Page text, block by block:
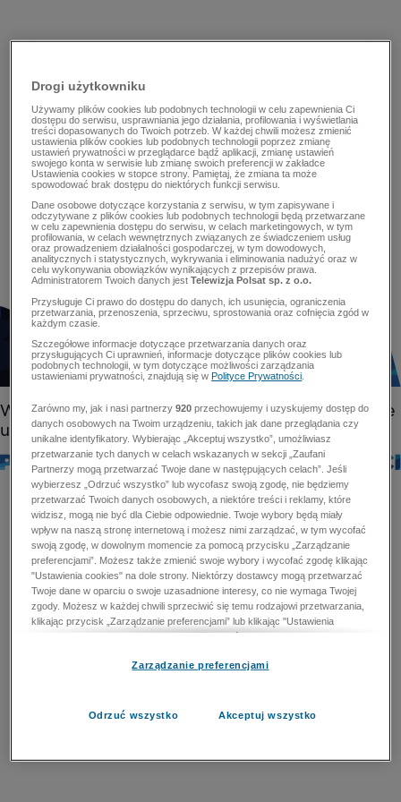
Drogi użytkowniku
Używamy plików cookies lub podobnych technologii w celu zapewnienia Ci
dostępu do serwisu, usprawniania jego działania, profilowania i wyświetlania
treści dopasowanych do Twoich potrzeb. W każdej chwili możesz zmienić
ustawienia plików cookies lub podobnych technologii poprzez zmianę
ustawień prywatności w przeglądarce bądź aplikacji, zmianę ustawień
swojego konta w serwisie lub zmianę swoich preferencji w zakładce
Ustawienia cookies w stopce strony. Pamiętaj, że zmiana ta może
spowodować brak dostępu do niektórych funkcji serwisu.
Dane osobowe dotyczące korzystania z serwisu, w tym zapisywane i
odczytywane z plików cookies lub podobnych technologii będą przetwarzane
w celu zapewnienia dostępu do serwisu, w celach marketingowych, w tym
profilowania, w celach wewnętrznych związanych ze świadczeniem usług
oraz prowadzeniem działalności gospodarczej, w tym dowodowych,
analitycznych i statystycznych, wykrywania i eliminowania nadużyć oraz w
celu wykonywania obowiązków wynikających z przepisów prawa.
Administratorem Twoich danych jestTelewizja Polsat sp. z o.o.
Przysługuje Ci prawo do dostępu do danych, ich usunięcia, ograniczenia
przetwarzania, przenoszenia, sprzeciwu, sprostowania oraz cofnięcia zgód w
każdym czasie.
Szczegółowe informacje dotyczące przetwarzania danych oraz
przysługujących Ci uprawnień, informacje dotyczące plików cookies lub
podobnych technologii, w tym dotyczące możliwości zarządzania
ustawieniami prywatności, znajdują się wPolityce Prywatności
Zarówno my, jak i nasi partnerzy920 przechowujemy i uzyskujemy dostęp do
danych osobowych na Twoim urządzeniu, takich jak dane przeglądania czy
unikalne identyfikatory. Wybierając „Akceptuj wszystko”, umożliwiasz
przetwarzanie tych danych w celach wskazanych w sekcji „Zaufani
Partnerzy mogą przetwarzać Twoje dane w następujących celach”. Jeśli
wybierzesz „Odrzuć wszystko” lub wycofasz swoją zgodę, nie będziemy
przetwarzać Twoich danych osobowych, a niektóre treści i reklamy, które
widzisz, mogą nie być dla Ciebie odpowiednie. Twoje wybory będą miały
wpływ na naszą stronę internetową i możesz nimi zarządzać, w tym wycofać
swoją zgodę, w dowolnym momencie za pomocą przycisku „Zarządzanie
preferencjami”. Możesz także zmienić swoje wybory i wycofać zgodę klikając
"Ustawienia cookies" na dole strony. Niektórzy dostawcy mogą przetwarzać
Twoje dane w oparciu o swoje uzasadnione interesy, co nie wymaga Twojej
zgody. Możesz w każdej chwili sprzeciwić się temu rodzajowi przetwarzania,
klikając przycisk „Zarządzanie preferencjami” lub klikając "Ustawienia
cookies" na dole strony. Nie możesz sprzeciwić się przetwarzaniu przez
zapobiegania oszustwom i naprawiania błędów, a w tym celu mogą zostać
przetwarzaniu danych osobowych w celu dostarczania i prezentacji reklam i
Zarządzanie preferencjami
Odrzuć wszystko Akceptuj wszystko